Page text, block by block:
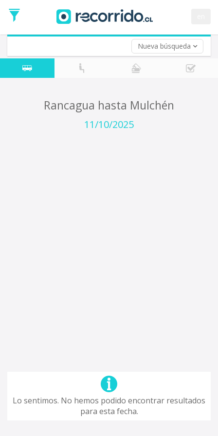
Nueva búsqueda
de
Ida
Vuelta (opcional)
Fecha
de
Rancagua hasta Mulchén
11/10/2025
Lo sentimos. No hemos podido encontrar resultados
para esta fecha.